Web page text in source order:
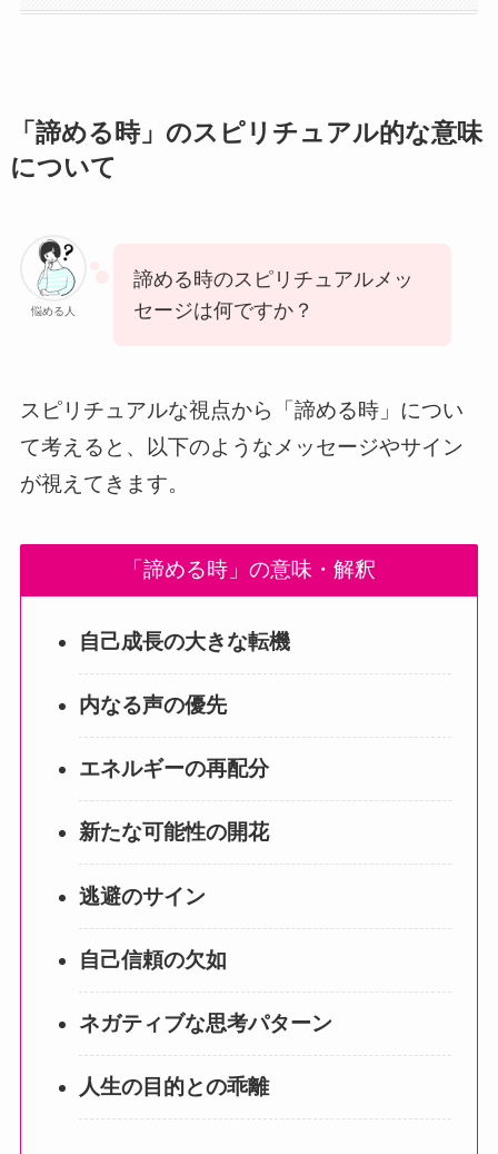
「諦める時」のスピリチュアル的な意味
について
悩める人
諦める時のスピリチュアルメッ
セージは何ですか？
スピリチュアルな視点から「諦める時」につい
て考えると、以下のようなメッセージやサイン
が視えてきます。
「諦める時」の意味・解釈
自己成長の大きな転機
内なる声の優先
エネルギーの再配分
新たな可能性の開花
逃避のサイン
自己信頼の欠如
ネガティブな思考パターン
人生の目的との乖離